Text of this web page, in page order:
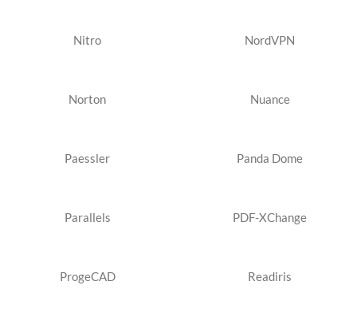
Nitro NordVPN
Norton Nuance
Paessler Panda Dome
Parallels PDF-XChange
ProgeCAD Readiris